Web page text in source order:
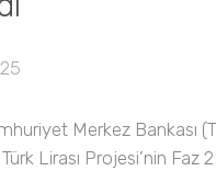
Merkez Bankası
Lirası Projesi’nin